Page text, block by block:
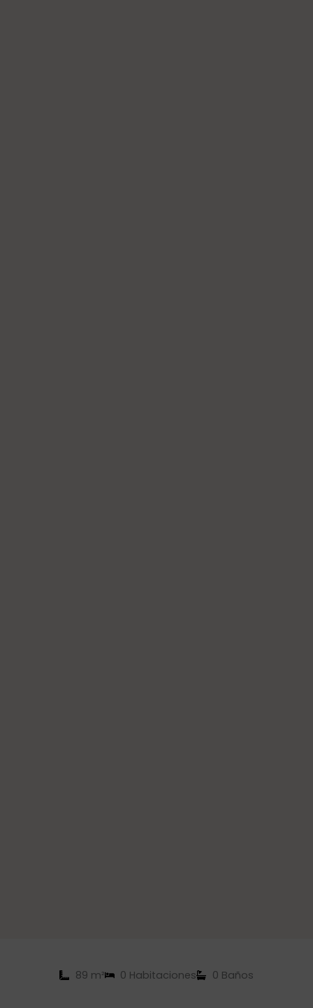
89 m² 0 Habitaciones 0 Baños